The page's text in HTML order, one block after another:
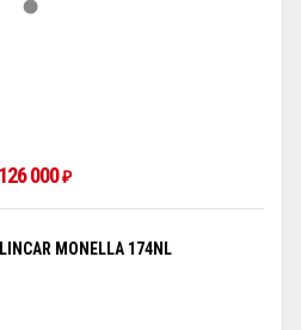
126 000₽
MONELLA 174NL